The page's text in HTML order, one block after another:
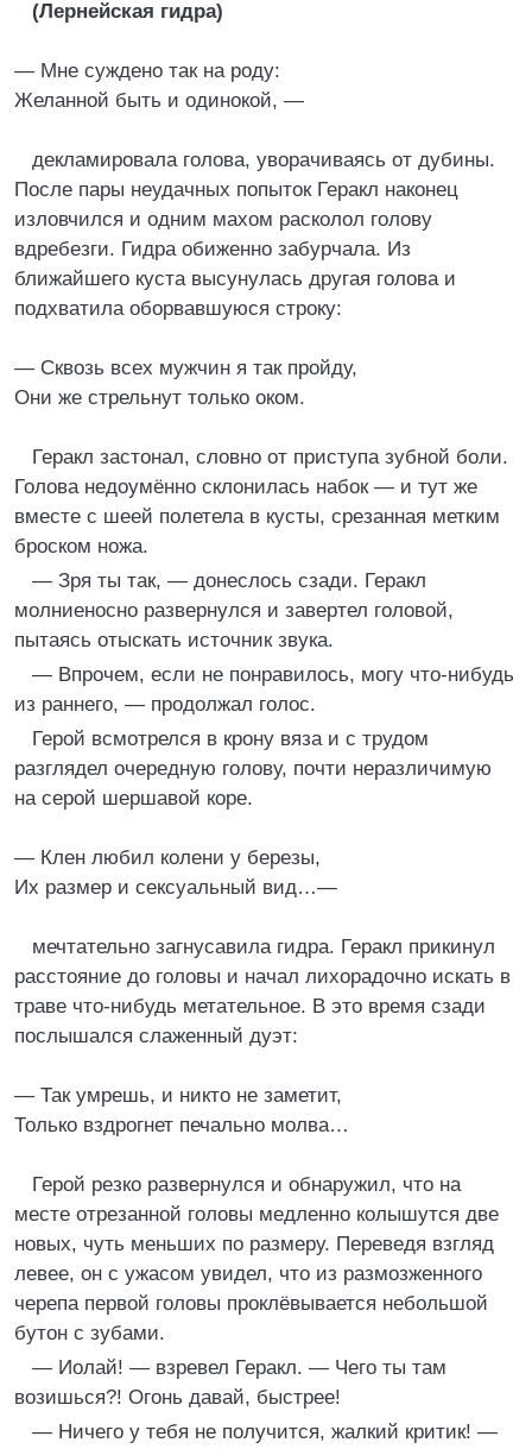
(Лернейская гидра)
— Мне суждено так на роду:
Желанной быть и одинокой, —
декламировала голова, уворачиваясь от дубины.
После пары неудачных попыток Геракл наконец
изловчился и одним махом расколол голову
вдребезги. Гидра обиженно забурчала. Из
ближайшего куста высунулась другая голова и
подхватила оборвавшуюся строку:
— Сквозь всех мужчин я так пройду,
Они же стрельнут только оком.
Геракл застонал, словно от приступа зубной боли.
Голова недоумённо склонилась набок — и тут же
вместе с шеей полетела в кусты, срезанная метким
броском ножа.
— Зря ты так, — донеслось сзади. Геракл
молниеносно развернулся и завертел головой,
пытаясь отыскать источник звука.
— Впрочем, если не понравилось, могу что-нибудь
из раннего, — продолжал голос.
Герой всмотрелся в крону вяза и с трудом
разглядел очередную голову, почти неразличимую
на серой шершавой коре.
— Клен любил колени у березы,
Их размер и сексуальный вид…—
мечтательно загнусавила гидра. Геракл прикинул
расстояние до головы и начал лихорадочно искать в
траве что-нибудь метательное. В это время сзади
послышался слаженный дуэт:
— Так умрешь, и никто не заметит,
Только вздрогнет печально молва…
Герой резко развернулся и обнаружил, что на
месте отрезанной головы медленно колышутся две
новых, чуть меньших по размеру. Переведя взгляд
левее, он с ужасом увидел, что из размозженного
черепа первой головы проклёвывается небольшой
бутон с зубами.
— Иолай! — взревел Геракл. — Чего ты там
возишься?! Огонь давай, быстрее!
— Ничего у тебя не получится, жалкий критик! —